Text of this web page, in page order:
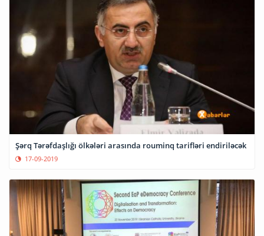
Şərq Tərəfdaşlığı ölkələri arasında rouminq tarifləri endiriləcək
17-09-2019